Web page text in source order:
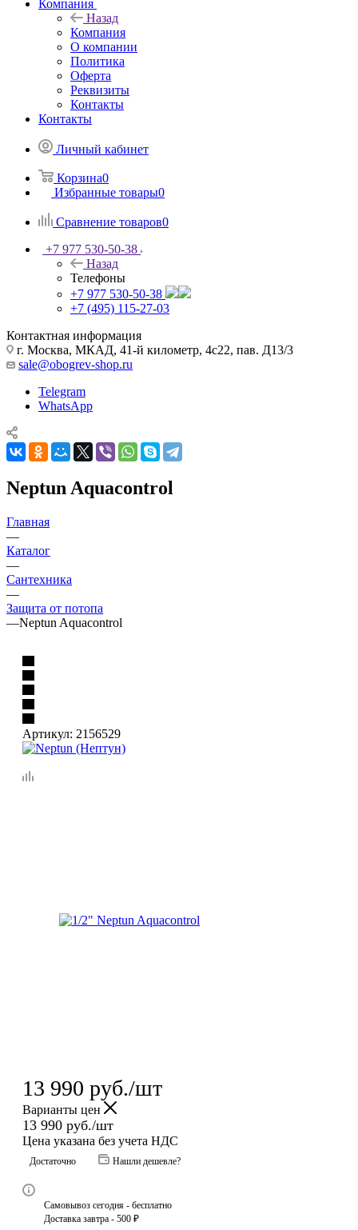
Компания
Назад
Компания
О компании
Политика
Оферта
Реквизиты
Контакты
Контакты
Личный кабинет
Корзина0
Избранные товары0
Сравнение товаров0
+7 977 530-50-38
Назад
Телефоны
+7 977 530-50-38
+7 (495) 115-27-03
Контактная информация
г. Москва, МКАД, 41-й километр, 4с22, пав. Д13/3
sale@obogrev-shop.ru
Telegram
WhatsApp
Neptun Aquacontrol
Главная
—
Каталог
—
Сантехника
—
Защита от потопа
—Neptun Aquacontrol
Артикул: 2156529
13 990 руб./шт
Варианты цен
13 990 руб./шт
Цена указана без учета НДС
Достаточно Нашли дешевле?
Самовывоз сегодня - бесплатно
Доставка завтра - 500 ₽